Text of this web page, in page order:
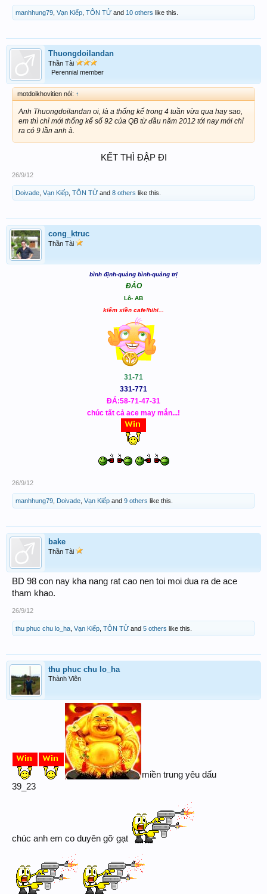
manhhung79 Vạn Kiếp TÔN TỬ and 10 others like this.
Thuongdoilandan
Thần Tài
Perennial member
motdoikhovitien nói: ↑
Anh Thuongdoilandan oi, là a thống kế trong 4 tuần vừa qua hay sao,
em thì chỉ mới thống kế số 92 của QB từ đầu năm 2012 tới nay mới chỉ
ra có 9 lần anh à.
KẾT THÌ ĐẬP ĐI​
26/9/12
Doivade Vạn Kiếp TÔN TỬ and 8 others like this.
cong_ktruc
Thần Tài
bình định-quảng bình-quảng trị
ĐẢO
Lô- AB
kiếm xiền cafe!hihi...
31-71
331-771
ĐÁ:58-71-47-31
chúc tất cả ace may mắn...!
26/9/12
manhhung79 Doivade Vạn Kiếp and 9 others like this.
bake
Thần Tài
BD 98 con nay kha nang rat cao nen toi moi dua ra de ace
tham khao.
26/9/12
thu phuc chu lo_ha Vạn Kiếp TÔN TỬ and 5 others like this.
thu phuc chu lo_ha
Thành Viên
miền trung yêu dấu
39_23
chúc anh em co duyên gỡ gạt